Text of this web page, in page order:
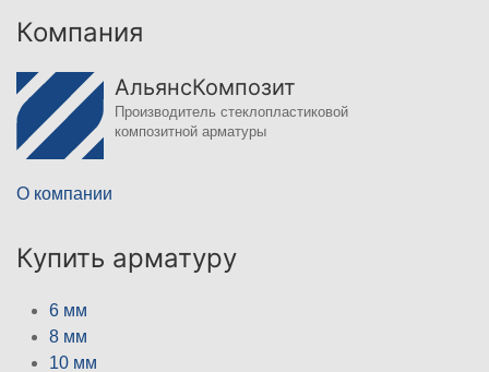
Компания
АльянсКомпозит
Производитель стеклопластиковой
композитной арматуры
О компании
Купить арматуру
6 мм
8 мм
10 мм